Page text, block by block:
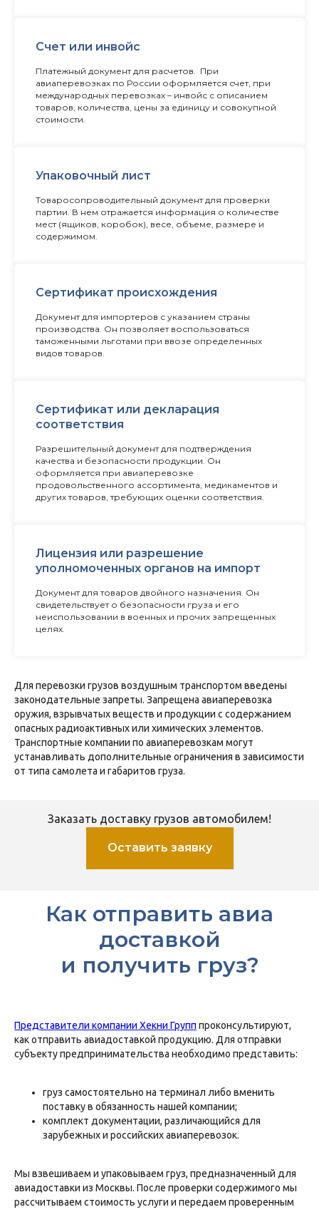
Счет или инвойс
Платежный документ для расчетов. При
авиаперевозках по России оформляется счет, при
международных перевозках – инвойс с описанием
товаров, количества, цены за единицу и совокупной
стоимости.
Упаковочный лист
Товаросопроводительный документ для проверки
партии. В нем отражается информация о количестве
мест (ящиков, коробок), весе, объеме, размере и
содержимом.
Сертификат происхождения
Документ для импортеров с указанием страны
производства. Он позволяет воспользоваться
таможенными льготами при ввозе определенных
видов товаров.
Сертификат или декларация
соответствия
Разрешительный документ для подтверждения
качества и безопасности продукции. Он
оформляется при авиаперевозке
продовольственного ассортимента, медикаментов и
других товаров, требующих оценки соответствия.
Лицензия или разрешение
уполномоченных органов на импорт
Документ для товаров двойного назначения. Он
свидетельствует о безопасности груза и его
неиспользовании в военных и прочих запрещенных
целях.
Для перевозки грузов воздушным транспортом введены
законодательные запреты. Запрещена авиаперевозка
оружия, взрывчатых веществ и продукции с содержанием
опасных радиоактивных или химических элементов.
Транспортные компании по авиаперевозкам могут
устанавливать дополнительные ограничения в зависимости
от типа самолета и габаритов груза.
Заказать доставку грузов автомобилем!
Оставить заявку
Как отправить авиа
доставкой
и получить груз?
Представители компании Хекни Групп проконсультируют,
как отправить авиадоставкой продукцию. Для отправки
субъекту предпринимательства необходимо представить:
груз самостоятельно на терминал либо вменить
поставку в обязанность нашей компании;
комплект документации, различающийся для
зарубежных и российских авиаперевозок.
Мы взвешиваем и упаковываем груз, предназначенный для
авиадоставки из Москвы. После проверки содержимого мы
рассчитываем стоимость услуги и передаем проверенным